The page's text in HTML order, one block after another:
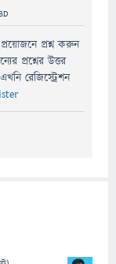
প্রশ্ন করুন
প্রশ্নের উত্তর
রেজিস্ট্রেশন